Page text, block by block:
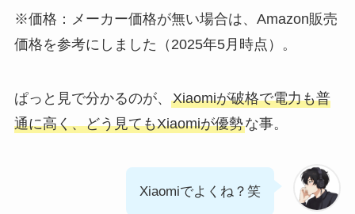
※価格：メーカー価格が無い場合は、Amazon販売
価格を参考にしました（2025年5月時点）。
ぱっと見で分かるのが、 Xiaomiが破格で電力も普
通に高く、どう見てもXiaomiが優勢な事。
Xiaomiでよくね？笑